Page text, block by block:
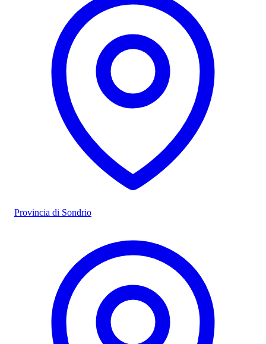
Provincia di Sondrio